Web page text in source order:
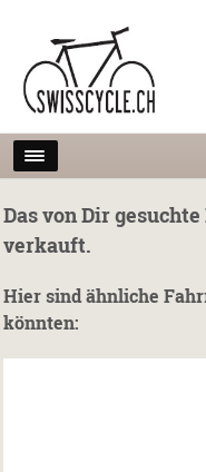
Das von Dir
verkauft.
Hier sind ähnliche
könnten: